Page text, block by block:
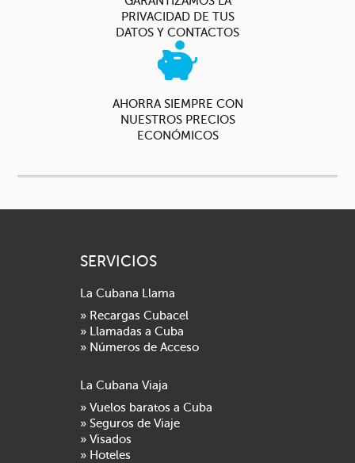
PRIVACIDAD DE TUS
DATOS Y CONTACTOS
AHORRA SIEMPRE CON
NUESTROS PRECIOS
ECONÓMICOS
SERVICIOS
La Cubana Llama
» Recargas Cubacel
» Llamadas a Cuba
» Números de Acceso
La Cubana Viaja
» Vuelos baratos a Cuba
» Seguros de Viaje
» Visados
» Hoteles